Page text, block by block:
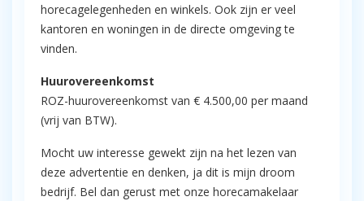
horecagelegenheden en winkels. Ook zijn er veel
kantoren en woningen in de directe omgeving te
vinden.
Huurovereenkomst
ROZ-huurovereenkomst van € 4.500,00 per maand
(vrij van BTW).
Mocht uw interesse gewekt zijn na het lezen van
deze advertentie en denken, ja dit is mijn droom
bedrijf. Bel dan gerust met onze horecamakelaar